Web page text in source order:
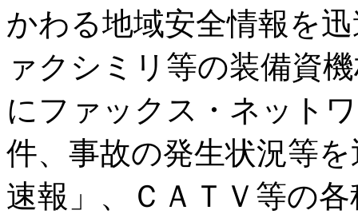
かわる地域安全情報を
ァクシミリ等の装備資
にファックス・ネット
件、事故の発生状況等
速報」、ＣＡＴＶ等の